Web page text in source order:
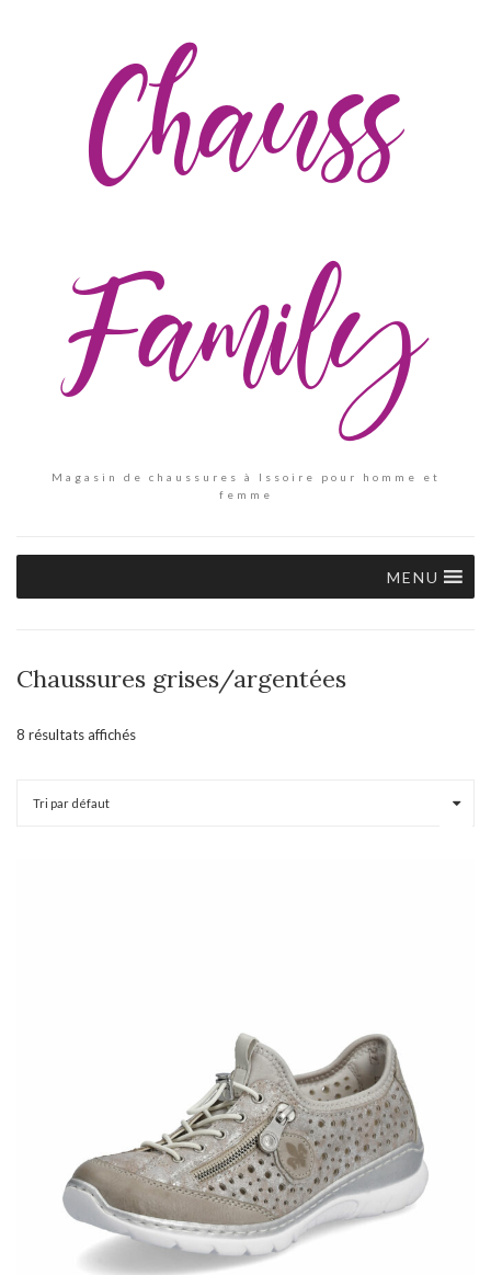
Chauss
Family
Magasin de chaussures à Issoire pour homme et
femme
MENU
Chaussures grises/argentées
8 résultats affichés